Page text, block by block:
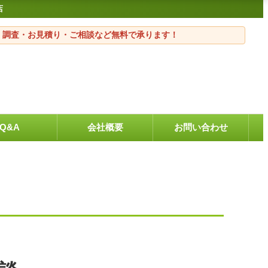
調査・お見積り・ご相談など無料で承ります！
会社概要 お問い合わせ